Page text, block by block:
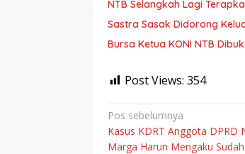
NTB Selangkah Lagi
Sastra Sasak Didorong
Bursa Ketua KONI NTB
Post Views: 354
Navigasi
pos
Pos sebelumnya
Kasus KDRT Anggota DPRD
Marga Harun Mengaku